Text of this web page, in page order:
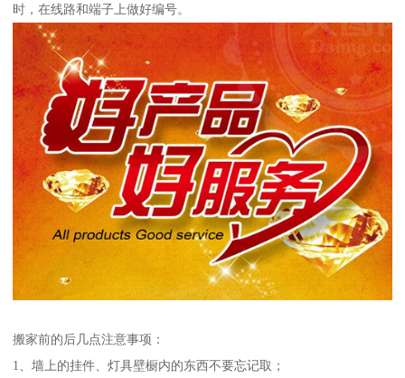
时，在线路和端子上做好编号。
搬家前的后几点注意事项：
1、墙上的挂件、灯具壁橱内的东西不要忘记取；